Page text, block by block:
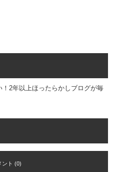
2年以上ほったらかしブログが毎
ント (0)